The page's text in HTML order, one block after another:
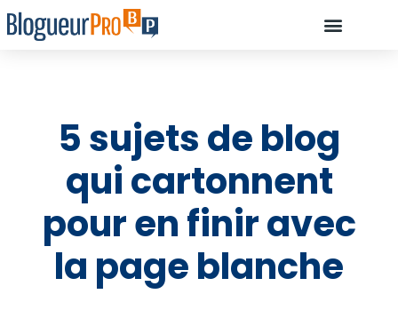
5 sujets de blog
qui cartonnent
pour en finir avec
la page blanche